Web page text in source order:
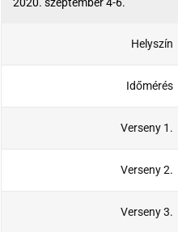
2020. szeptember 4-6.
Helyszín
Időmérés
Verseny 1.
Verseny 2.
Verseny 3.